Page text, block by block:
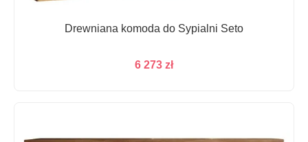
Drewniana komoda do Sypialni Seto
6 273 zł